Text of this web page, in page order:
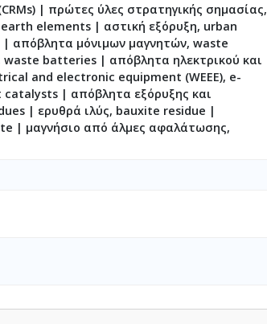
| πρώτες ύλες στρατηγικής σημασίας,
elements | αστική εξόρυξη, urban
| απόβλητα μόνιμων μαγνητών, waste
batteries | απόβλητα ηλεκτρικού και
and electronic equipment (WEEE), e-
| απόβλητα εξόρυξης και
| ερυθρά ιλύς, bauxite residue |
| μαγνήσιο από άλμες αφαλάτωσης,